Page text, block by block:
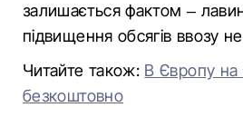
залишається фактом –
підвищення обсягів ввозу
Читайте також: В Європу на
безкоштовно